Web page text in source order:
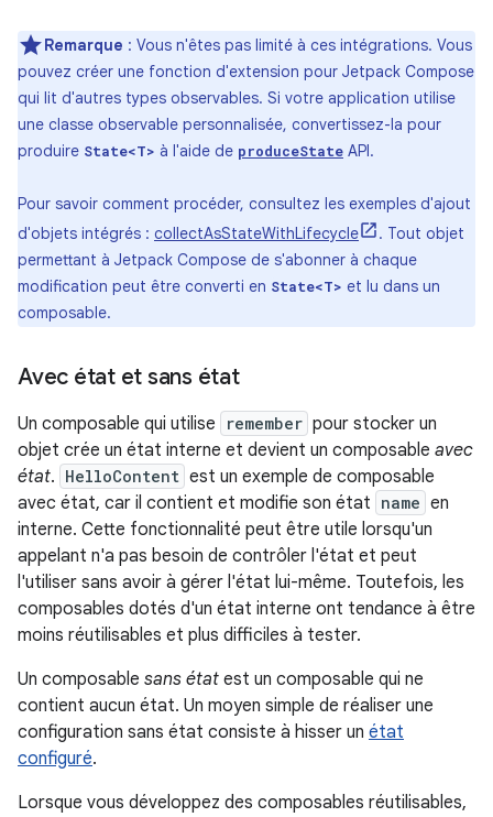
Remarque : Vous n'êtes pas limité à ces intégrations. Vous
pouvez créer une fonction d'extension pour Jetpack Compose
qui lit d'autres types observables. Si votre application utilise
une classe observable personnalisée, convertissez-la pour
produire State<T> à l'aide de produceState API.
Pour savoir comment procéder, consultez les exemples d'ajout
d'objets intégrés : collectAsStateWithLifecycle
. Tout objet
permettant à Jetpack Compose de s'abonner à chaque
modification peut être converti en State<T> et lu dans un
composable.
Avec état et sans état
Un composable qui utilise remember pour stocker un
objet crée un état interne et devient un composable avec
état. HelloContent est un exemple de composable
avec état, car il contient et modifie son état name en
interne. Cette fonctionnalité peut être utile lorsqu'un
appelant n'a pas besoin de contrôler l'état et peut
l'utiliser sans avoir à gérer l'état lui-même. Toutefois, les
composables dotés d'un état interne ont tendance à être
moins réutilisables et plus difficiles à tester.
Un composable sans état est un composable qui ne
contient aucun état. Un moyen simple de réaliser une
configuration sans état consiste à hisser un état
configuré.
Lorsque vous développez des composables réutilisables,